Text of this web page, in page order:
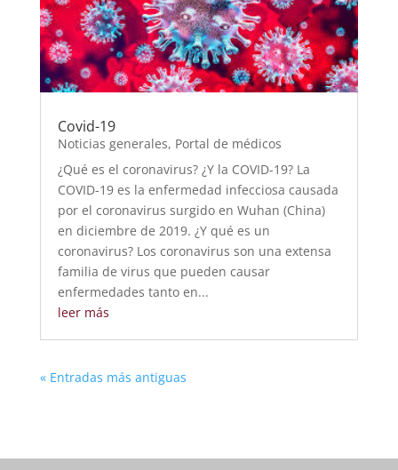
Covid-19
Noticias generales, Portal de médicos
¿Qué es el coronavirus? ¿Y la COVID-19? La
COVID-19 es la enfermedad infecciosa causada
por el coronavirus surgido en Wuhan (China)
en diciembre de 2019. ¿Y qué es un
coronavirus? Los coronavirus son una extensa
familia de virus que pueden causar
enfermedades tanto en...
leer más
« Entradas más antiguas